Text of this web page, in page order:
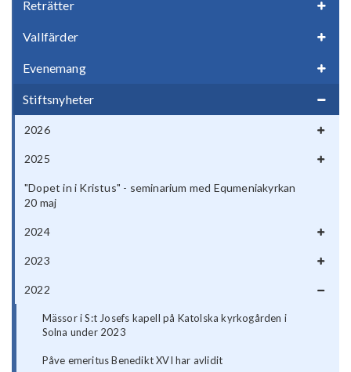
Reträtter
Vallfärder
Evenemang
Stiftsnyheter
2026
2025
"Dopet in i Kristus" - seminarium med Equmeniakyrkan
20 maj
2024
2023
2022
Mässor i S:t Josefs kapell på Katolska kyrkogården i
Solna under 2023
Påve emeritus Benedikt XVI har avlidit